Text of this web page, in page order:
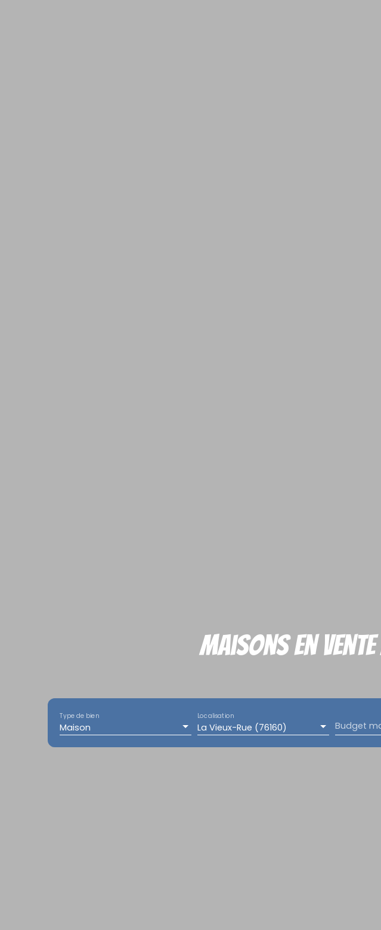
Maisons en vente
Maison
Type de bien
La Vieux-Rue (76160)
Localisation
Budget